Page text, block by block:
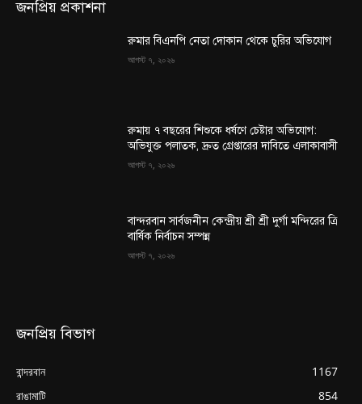
জনপ্রিয় প্রকাশনা
রুমার বিএনপি নেতা দোকান থেকে চুরির অভিযোগ
আগস্ট ৭, ২০২৬
রুমায় ৭ বছরের শিশুকে ধর্ষণে চেষ্টার অভিযোগ:
অভিযুক্ত পলাতক, দ্রুত গ্রেপ্তারের দাবিতে এলাকাবাসী
আগস্ট ৭, ২০২৬
বান্দরবান সার্বজনীন কেন্দ্রীয় শ্রী শ্রী দুর্গা মন্দিরের ত্রি
বার্ষিক নির্বাচন সম্পন্ন
আগস্ট ৭, ২০২৬
জনপ্রিয় বিভাগ
বান্দরবান
1167
রাঙামাটি
854